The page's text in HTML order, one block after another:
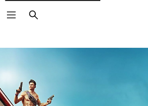
Zoeken